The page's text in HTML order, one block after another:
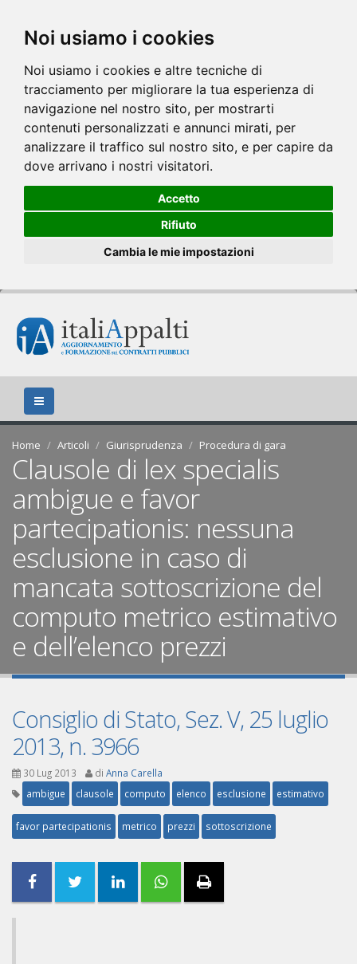
Noi usiamo i cookies
Noi usiamo i cookies e altre tecniche di
tracciamento per migliorare la tua esperienza di
navigazione nel nostro sito, per mostrarti
contenuti personalizzati e annunci mirati, per
analizzare il traffico sul nostro sito, e per capire da
dove arrivano i nostri visitatori.
Accetto
Rifiuto
Cambia le mie impostazioni
Home Articoli Giurisprudenza Procedura di gara
Clausole di lex specialis
ambigue e favor
partecipationis: nessuna
esclusione in caso di
mancata sottoscrizione del
computo metrico estimativo
e dell’elenco prezzi
Consiglio di Stato, Sez. V, 25 luglio
2013, n. 3966
30 Lug 2013 di Anna Carella
ambigue
clausole computo elenco esclusione estimativo
favor partecipationis metrico prezzi sottoscrizione